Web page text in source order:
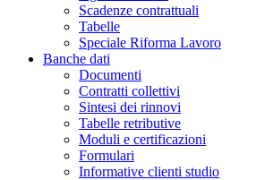
Scadenze contrattuali
Tabelle
Speciale Riforma Lavoro
Banche dati
Documenti
Contratti collettivi
Sintesi dei rinnovi
Tabelle retributive
Moduli e certificazioni
Formulari
Informative clienti studio